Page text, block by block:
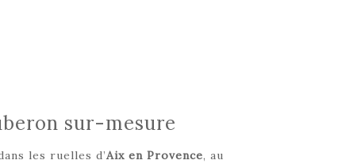
sur-mesure
les ruelles d’Aix en Provence, au